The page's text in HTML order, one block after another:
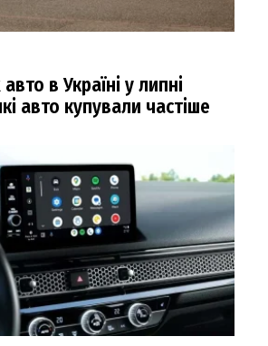
в Україні у липні
авто купували частіше